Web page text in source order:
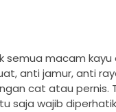
semua macam
anti jamur, anti
cat atau pernis.
saja wajib